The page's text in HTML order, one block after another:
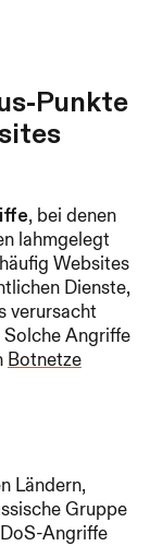
Punkte
, bei denen
lahmgelegt
Websites
Dienste,
verursacht
Angriffe
Botnetze
Ländern,
Gruppe
Angriffe